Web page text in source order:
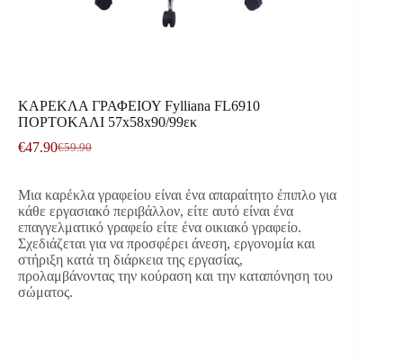
ΚΑΡΕΚΛΑ ΓΡΑΦΕΙΟΥ Fylliana FL6910
ΠΟΡΤΟΚΑΛΙ 57x58x90/99εκ
€59.90
Original
was:
€59.90.
€47.90Η
τιμή
είναι:
€47.90.
Μια καρέκλα γραφείου είναι ένα απαραίτητο έπιπλο για
κάθε εργασιακό περιβάλλον, είτε αυτό είναι ένα
επαγγελματικό γραφείο είτε ένα οικιακό γραφείο.
Σχεδιάζεται για να προσφέρει άνεση, εργονομία και
στήριξη κατά τη διάρκεια της εργασίας,
προλαμβάνοντας την κούραση και την καταπόνηση του
σώματος.